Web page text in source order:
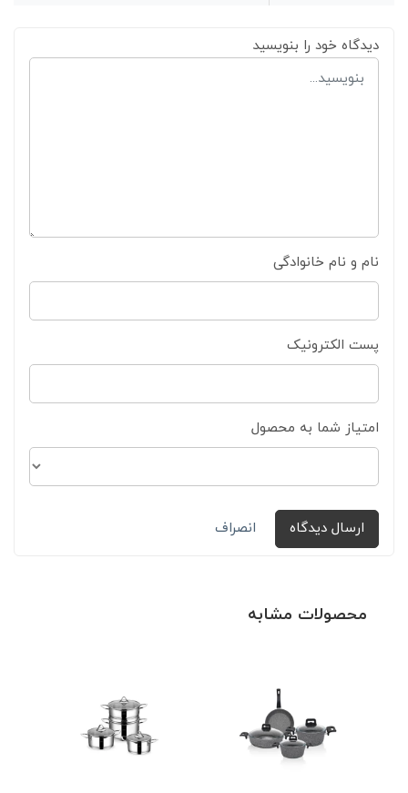
دیدگاه خود را بنویسید
نام و نام خانوادگی
پست الکترونیک
امتیاز شما به محصول
ارسال دیدگاه انصراف
محصولات مشابه